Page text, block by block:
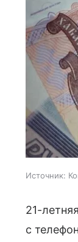
Источник:
21-
с